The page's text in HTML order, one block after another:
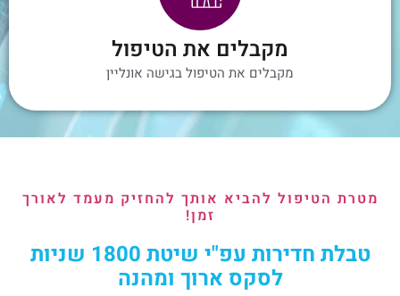
מקבלים את הטיפול
מקבלים את הטיפול בגישה אונליין
מטרת הטיפול להביא אותך להחזיק מעמד לאורך
זמן!
טבלת חדירות עפ"י שיטת 1800 שניות
לסקס ארוך ומהנה